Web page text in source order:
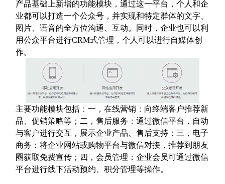
产品基础上新增的功能模块，通过这一平台，个人和企
业都可以打造一个公众号，并实现和特定群体的文字、
图片、语音的全方位沟通、互动。同时，企业也可以利
用公众平台进行CRM式管理，个人可以进行自媒体创
作。
主要功能模块包括：一，在线营销：向终端客户推荐新
品、促销策略等；二，售后服务：通过微信平台，自动
与客户进行交互，展示企业产品、售后支持；三，电子
商务：将企业网站或购物平台与微信对接，推荐到朋友
圈获取免费宣传；四，会员管理：企业会员可通过微信
平台进行线下活动预约、积分管理等操作。